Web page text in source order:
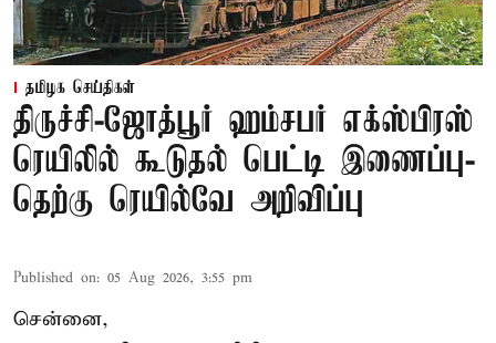
தமிழக செய்திகள்
திருச்சி-ஜோத்பூர் ஹம்சபர் எக்ஸ்பிரஸ்
ரெயிலில் கூடுதல் பெட்டி இணைப்பு-
தெற்கு ரெயில்வே அறிவிப்பு
Published on: 05 Aug 2026, 3:55 pm
சென்னை,